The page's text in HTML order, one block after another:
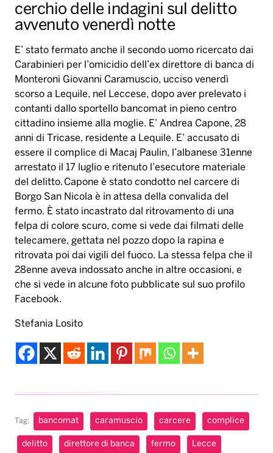
cerchio delle indagini sul delitto
avvenuto venerdì notte
E’ stato fermato anche il secondo uomo ricercato dai
Carabinieri per l’omicidio dell’ex direttore di banca di
Monteroni Giovanni Caramuscio, ucciso venerdì
scorso a Lequile, nel Leccese, dopo aver prelevato i
contanti dallo sportello bancomat in pieno centro
cittadino insieme alla moglie. E’ Andrea Capone, 28
anni di Tricase, residente a Lequile. E’ accusato di
essere il complice di Macaj Paulin, l’albanese 31enne
arrestato il 17 luglio e ritenuto l’esecutore materiale
del delitto. Capone è stato condotto nel carcere di
Borgo San Nicola è in attesa della convalida del
fermo. È stato incastrato dal ritrovamento di una
felpa di colore scuro, come si vede dai filmati delle
telecamere, gettata nel pozzo dopo la rapina e
ritrovata poi dai vigili del fuoco. La stessa felpa che il
28enne aveva indossato anche in altre occasioni, e
che si vede in alcune foto pubblicate sul suo profilo
Facebook.
Stefania Losito
Tag: bancomat caramuscio carcere complice
delitto direttore di banca fermo Lecce